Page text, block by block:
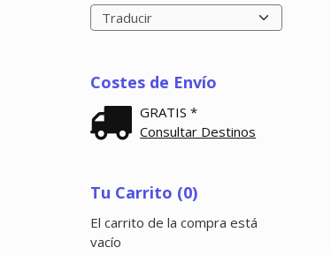
Costes de Envío
GRATIS *
Consultar Destinos
Tu Carrito (0)
El carrito de la compra está
vacío